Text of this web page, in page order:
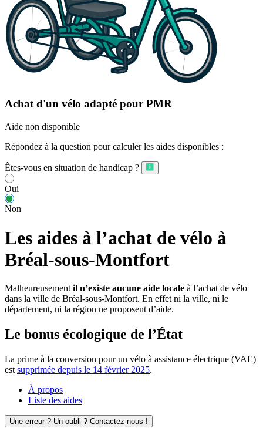
Achat d'un vélo adapté pour PMR
Aide non disponible
Répondez à la question pour calculer les aides disponibles :
Êtes-vous en situation de handicap ?
Oui
Non
Les aides à l’achat de vélo à
Bréal-sous-Montfort
Malheureusement il n’existe aucune aide locale à l’achat de vélo
dans la ville de Bréal-sous-Montfort. En effet ni la ville, ni le
département, ni la région ne proposent d’aide.
Le bonus écologique de l’État
La prime à la conversion pour un vélo à assistance électrique (VAE)
est supprimée depuis le 14 février 2025.
À propos
Liste des aides
Une erreur ? Un oubli ? Contactez-nous !